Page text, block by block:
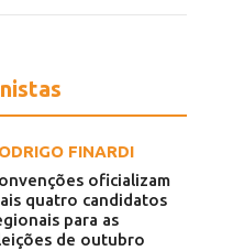
FINARDI
oficializam
quatro candidatos
para as
de outubro